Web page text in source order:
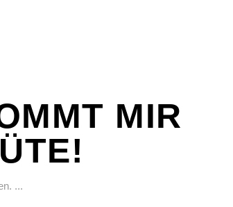
MIR